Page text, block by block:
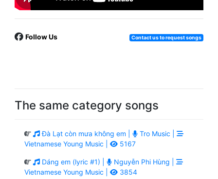
Follow Us Contact us to request songs
The same category songs
Đà Lạt còn mưa không em |
Tro Music |
Vietnamese Young Music |
5167
Dáng em (lyric #1) |
Nguyễn Phi Hùng |
Vietnamese Young Music |
3854